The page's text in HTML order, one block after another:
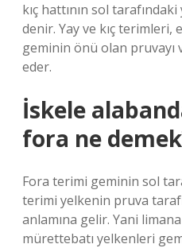
kıç hattının sol
denir. Yay ve kıç terimleri,
geminin önü olan pruvayı
eder.
İskele
fora ne
Fora terimi geminin sol
terimi yelkenin pruva
anlamına gelir. Yani
mürettebatı yelkenleri